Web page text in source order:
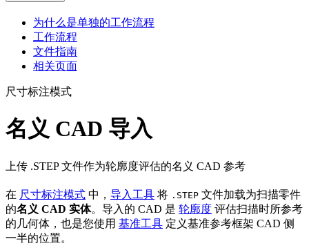
为什么是单独的工作流程
工作流程
文件指南
相关页面
尺寸标注模式
名义 CAD 导入
上传 .STEP 文件作为轮廓度评估的名义 CAD 参考
在 尺寸标注模式 中， 导入工具 将 .STEP 文件加载为扫描零件
的名义 CAD 实体。导入的 CAD 是 轮廓度 评估扫描时所参考
的几何体，也是您使用 基准工具 定义基准参考框架 CAD 侧
一半的位置。